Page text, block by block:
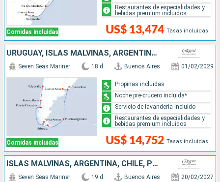
Comidas incluidas US$ 13,474 Tasas incluidas
Restaurantes de especialidades y
bebidas premium incluidos
URUGUAY, ISLAS MALVINAS, ARGENTINA, CHILE
Comidas incluidas
Seven Seas Mariner 18 d Buenos Aires 01/02/2029
US$ 14,752 Tasas incluidas
Propinas incluidas
Noche pre-crucero incluida*
Servicio de lavanderia incluido
Restaurantes de especialidades y
bebidas premium incluidos
ISLAS MALVINAS, ARGENTINA, CHILE, PERÚ
Seven Seas Mariner 19 d Buenos Aires 20/02/2027